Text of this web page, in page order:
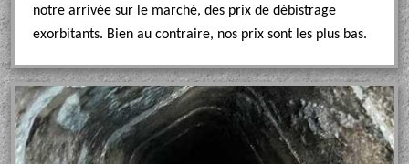
notre arrivée sur le marché, des prix de débistrage
exorbitants. Bien au contraire, nos prix sont les plus bas.